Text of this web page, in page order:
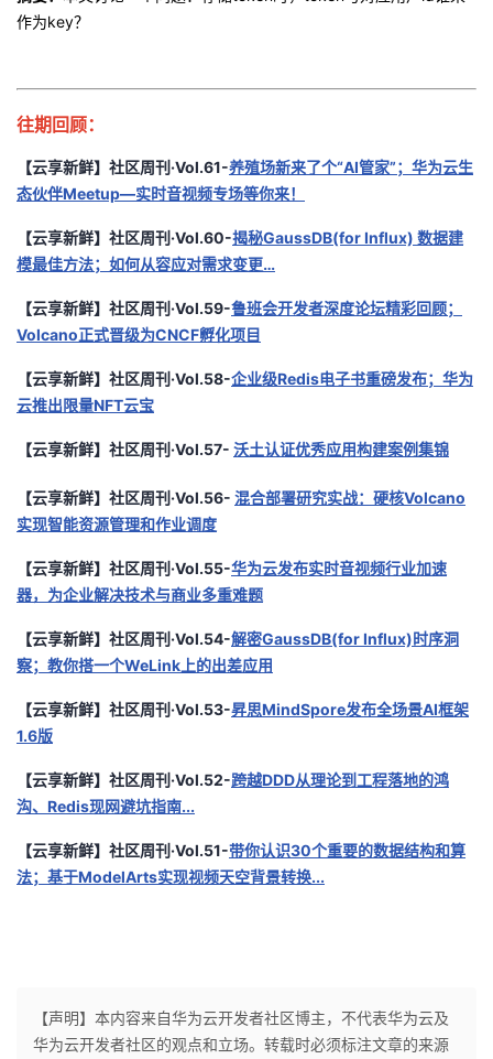
作为key？
往期回顾：
【云享新鲜】社区周刊·Vol.61-养殖场新来了个“AI管家”；华为云生
态伙伴Meetup—实时音视频专场等你来！
【云享新鲜】社区周刊·Vol.60-揭秘GaussDB(for Influx) 数据建
模最佳方法；如何从容应对需求变更…
【云享新鲜】社区周刊·Vol.59-鲁班会开发者深度论坛精彩回顾；
Volcano正式晋级为CNCF孵化项目
【云享新鲜】社区周刊·Vol.58-企业级Redis电子书重磅发布；华为
云推出限量NFT云宝
【云享新鲜】社区周刊·Vol.57- 沃土认证优秀应用构建案例集锦
【云享新鲜】社区周刊·Vol.56- 混合部署研究实战：硬核Volcano
实现智能资源管理和作业调度
【云享新鲜】社区周刊·Vol.55-华为云发布实时音视频行业加速
器，为企业解决技术与商业多重难题
【云享新鲜】社区周刊·Vol.54-解密GaussDB(for Influx)时序洞
察；教你搭一个WeLink上的出差应用
【云享新鲜】社区周刊·Vol.53-昇思MindSpore发布全场景AI框架
1.6版
【云享新鲜】社区周刊·Vol.52-跨越DDD从理论到工程落地的鸿
沟、Redis现网避坑指南...
【云享新鲜】社区周刊·Vol.51-带你认识30个重要的数据结构和算
法；基于ModelArts实现视频天空背景转换...
【声明】本内容来自华为云开发者社区博主，不代表华为云及
华为云开发者社区的观点和立场。转载时必须标注文章的来源